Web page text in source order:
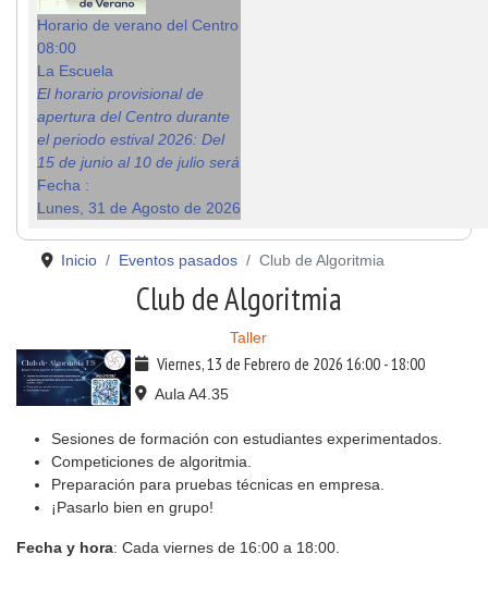
Horario de verano del Centro
08:00
La Escuela
El horario provisional de
apertura del Centro durante
el periodo estival 2026: Del
15 de junio al 10 de julio será
Fecha :
Lunes, 31 de Agosto de 2026
Inicio Eventos pasados Club de Algoritmia
Club de Algoritmia
Taller
Viernes, 13 de Febrero de 2026 16:00-18:00
Aula A4.35
Sesiones de formación con estudiantes experimentados.
Competiciones de algoritmia.
Preparación para pruebas técnicas en empresa.
¡Pasarlo bien en grupo!
Fecha y hora: Cada viernes de 16:00 a 18:00.